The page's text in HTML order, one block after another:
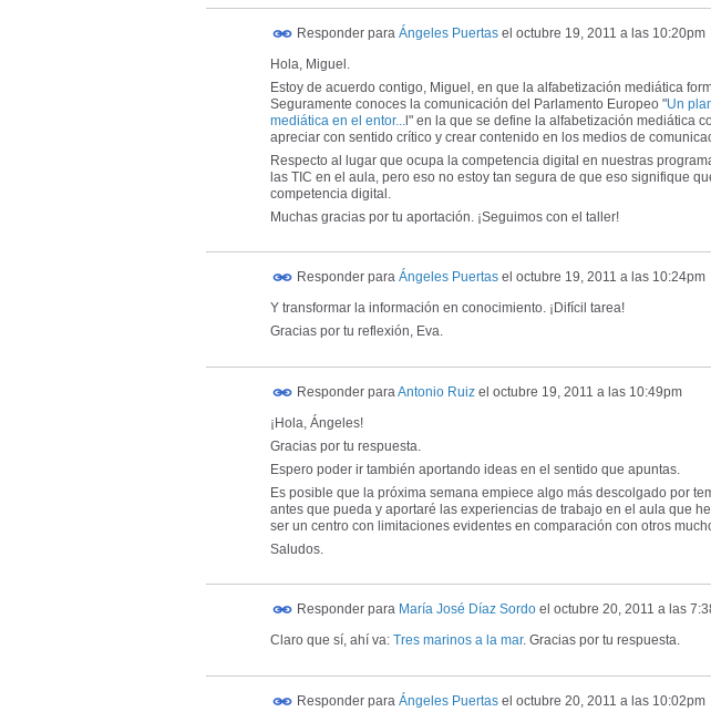
Responder para Ángeles Puertas el octubre 19, 2011 a las 10:20pm
Hola, Miguel.
Estoy de acuerdo contigo, Miguel, en que la alfabetización mediática
Seguramente conoces la comunicación del Parlamento Europeo "Un
mediática en el entor... l" en la que se define la alfabetización mediática
apreciar con sentido crítico y crear contenido en los medios de
Respecto al lugar que ocupa la competencia digital en nuestras
las TIC en el aula, pero eso no estoy tan segura de que eso signifique
competencia digital.
Muchas gracias por tu aportación. ¡Seguimos con el taller!
Responder para Ángeles Puertas el octubre 19, 2011 a las 10:24pm
Y transformar la información en conocimiento. ¡Difícil tarea!
Gracias por tu reflexión, Eva.
Responder para Antonio Ruiz el octubre 19, 2011 a las 10:49pm
¡Hola, Ángeles!
Gracias por tu respuesta.
Espero poder ir también aportando ideas en el sentido que apuntas.
Es posible que la próxima semana empiece algo más descolgado por
antes que pueda y aportaré las experiencias de trabajo en el aula que
ser un centro con limitaciones evidentes en comparación con otros
Saludos.
Responder para María José Díaz Sordo el octubre 20, 2011 a las
Claro que sí, ahí va: Tres marinos a la mar. Gracias por tu respuesta.
Responder para Ángeles Puertas el octubre 20, 2011 a las 10:02pm